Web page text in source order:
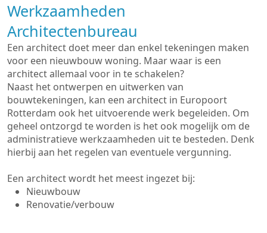
Werkzaamheden
Architectenbureau
Een architect doet meer dan enkel tekeningen maken
voor een nieuwbouw woning. Maar waar is een
architect allemaal voor in te schakelen?
Naast het ontwerpen en uitwerken van
bouwtekeningen, kan een architect in Europoort
Rotterdam ook het uitvoerende werk begeleiden. Om
geheel ontzorgd te worden is het ook mogelijk om de
administratieve werkzaamheden uit te besteden. Denk
hierbij aan het regelen van eventuele vergunning.
Een architect wordt het meest ingezet bij:
Nieuwbouw
Renovatie/verbouw